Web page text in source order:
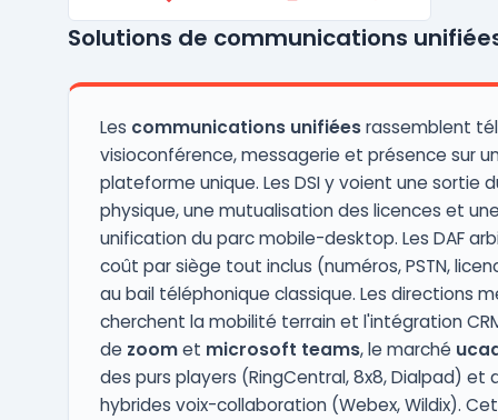
permet de gérer les appels entrants et
plateforme repose sur un ...
Solutions de communications
Les communications unifiéesrassemblent
visioconférence, messagerie et présence sur
plateforme unique. Les DSI y voient une sortie
physique, une mutualisation des licences et
unification du parc mobile-desktop. Les DAF
coût par siège tout inclus (numéros, PSTN,
au bail téléphonique classique. Les directions
cherchent la mobilité terrain et l'intégration
de zoomet microsoft teams, le marché
des purs players (RingCentral, 8x8, Dialpad) et
hybrides voix-collaboration (Webex, Wildix).